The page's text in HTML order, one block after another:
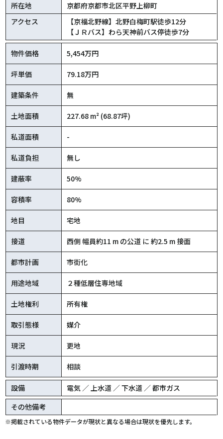
所在地
京都府京都市北区平野上柳町
アクセス
【京福北野線】北野白梅町駅徒歩12分
【ＪＲバス】わら天神前バス停徒歩7分
物件価格 5,454万円
坪単価 79.18万円
建築条件 無
土地面積 227.68 m² (68.87坪)
私道面積 -
私道負担 無し
建蔽率 50%
容積率 80%
地目 宅地
接道 西側 幅員約11 m の公道 に 約2.5 m 接面
都市計画 市街化
用途地域 ２種低層住専地域
土地権利 所有権
取引態様 媒介
現況 更地
引渡時期 相談
設備
電気 ／ 上水道 ／ 下水道 ／ 都市ガス
その他備考
※掲載されている物件データが現状と異なる場合は現状を優先します。